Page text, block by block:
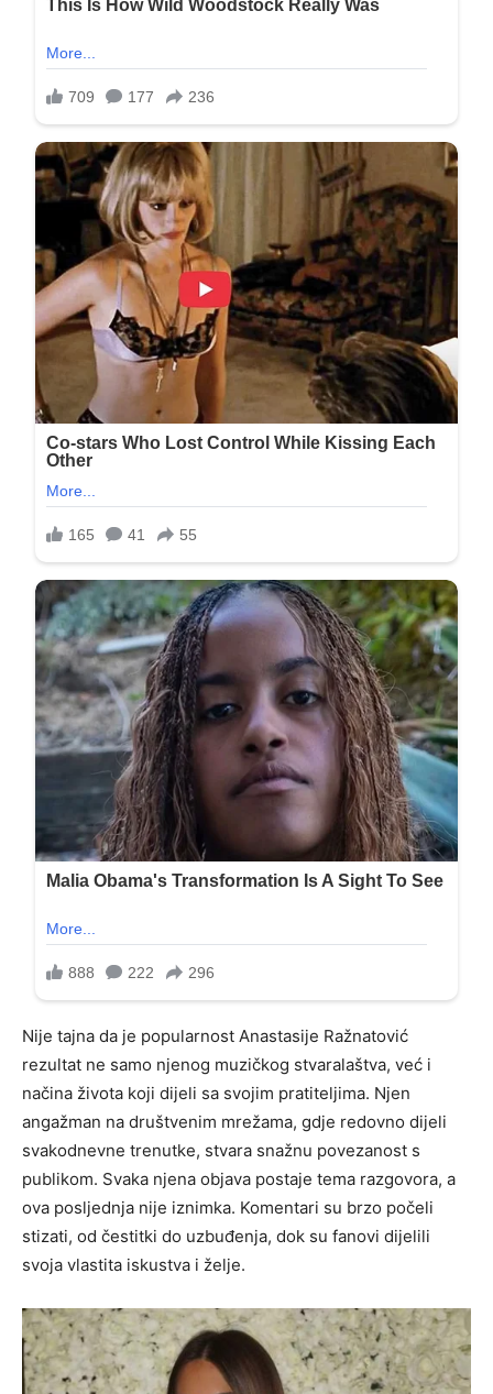
Nije tajna da je popularnost Anastasije Ražnatović
rezultat ne samo njenog muzičkog stvaralaštva, već i
načina života koji dijeli sa svojim pratiteljima. Njen
angažman na društvenim mrežama, gdje redovno dijeli
svakodnevne trenutke, stvara snažnu povezanost s
publikom. Svaka njena objava postaje tema razgovora, a
ova posljednja nije iznimka. Komentari su brzo počeli
stizati, od čestitki do uzbuđenja, dok su fanovi dijelili
svoja vlastita iskustva i želje.